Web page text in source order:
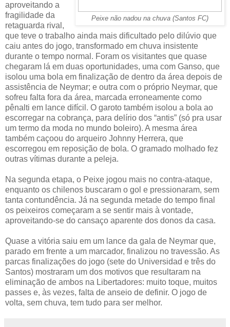
Peixe não nadou na chuva (Santos FC)
aproveitando a
fragilidade da
retaguarda rival,
que teve o trabalho ainda mais dificultado pelo dilúvio que
caiu antes do jogo, transformado em chuva insistente
durante o tempo normal. Foram os visitantes que quase
chegaram lá em duas oportunidades, uma com Ganso, que
isolou uma bola em finalização de dentro da área depois de
assistência de Neymar; e outra com o próprio Neymar, que
sofreu falta fora da área, marcada erroneamente como
pênalti em lance difícil. O garoto também isolou a bola ao
escorregar na cobrança, para delírio dos “antis” (só pra usar
um termo da moda no mundo boleiro). A mesma área
também caçoou do arqueiro Johnny Herrera, que
escorregou em reposição de bola. O gramado molhado fez
outras vítimas durante a peleja.
Na segunda etapa, o Peixe jogou mais no contra-ataque,
enquanto os chilenos buscaram o gol e pressionaram, sem
tanta contundência. Já na segunda metade do tempo final
os peixeiros começaram a se sentir mais à vontade,
aproveitando-se do cansaço aparente dos donos da casa.
Quase a vitória saiu em um lance da gala de Neymar que,
parado em frente a um marcador, finalizou no travessão. As
parcas finalizações do jogo (sete do Universidad e três do
Santos) mostraram um dos motivos que resultaram na
eliminação de ambos na Libertadores: muito toque, muitos
passes e, às vezes, falta de anseio de definir. O jogo de
volta, sem chuva, tem tudo para ser melhor.